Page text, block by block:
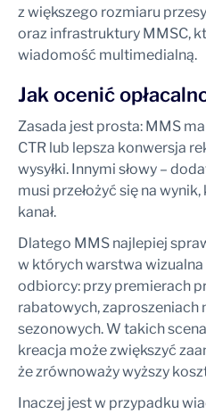
z większego rozmiaru
oraz infrastruktury MMSC,
wiadomość multimedialną.
Jak ocenić
Zasada jest prosta: MMS
CTR lub lepsza konwersja
wysyłki. Innymi słowy –
musi przełożyć się na
kanał.
Dlatego MMS najlepiej
w których warstwa wizualna
odbiorcy: przy premierach
rabatowych, zaproszeniach
sezonowych. W takich
kreacja może zwiększyć
że zrównoważy wyższy
Inaczej jest w przypadku